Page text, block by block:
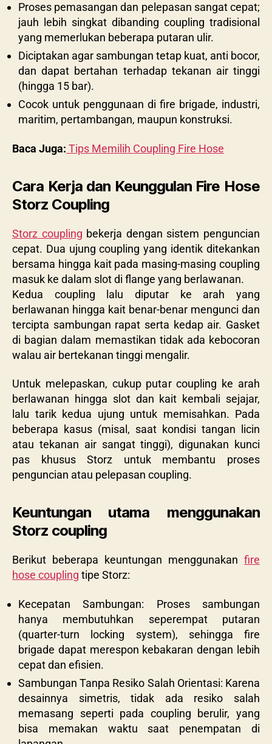
Proses pemasangan dan pelepasan sangat cepat;
jauh lebih singkat dibanding coupling tradisional
yang memerlukan beberapa putaran ulir.
Diciptakan agar sambungan tetap kuat, anti bocor,
dan dapat bertahan terhadap tekanan air tinggi
(hingga 15 bar).
Cocok untuk penggunaan di fire brigade, industri,
maritim, pertambangan, maupun konstruksi.
Baca Juga: Tips Memilih Coupling Fire Hose
Cara Kerja dan Keunggulan Fire Hose
Storz Coupling
Storz coupling bekerja dengan sistem penguncian
cepat. Dua ujung coupling yang identik ditekankan
bersama hingga kait pada masing-masing coupling
masuk ke dalam slot di flange yang berlawanan.
Kedua coupling lalu diputar ke arah yang
berlawanan hingga kait benar-benar mengunci dan
tercipta sambungan rapat serta kedap air. Gasket
di bagian dalam memastikan tidak ada kebocoran
walau air bertekanan tinggi mengalir.
Untuk melepaskan, cukup putar coupling ke arah
berlawanan hingga slot dan kait kembali sejajar,
lalu tarik kedua ujung untuk memisahkan. Pada
beberapa kasus (misal, saat kondisi tangan licin
atau tekanan air sangat tinggi), digunakan kunci
pas khusus Storz untuk membantu proses
penguncian atau pelepasan coupling.
Keuntungan utama menggunakan
Storz coupling
Berikut beberapa keuntungan menggunakan fire
hose coupling tipe Storz:
Kecepatan Sambungan: Proses sambungan
hanya membutuhkan seperempat putaran
(quarter-turn locking system), sehingga fire
brigade dapat merespon kebakaran dengan lebih
cepat dan efisien.
Sambungan Tanpa Resiko Salah Orientasi: Karena
desainnya simetris, tidak ada resiko salah
memasang seperti pada coupling berulir, yang
bisa memakan waktu saat penempatan di